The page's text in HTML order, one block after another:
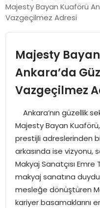
EKONOMI
DÜNYA
SPOR
TEKNOLOJI
SAĞLIK
MAGAZIN
YAŞAM
Majesty Bayan Kuaförü
Vazgeçilmez Adresi
Majesty
Ankara’da
Vazgeçilmez
Ankara’nın güzellik
Majesty Bayan Kuaförü,
prestijli adreslerinden
arkasında ise vizyonu,
Makyaj Sanatçısı
makyaj sanatına
mesleğe dönüştüren
kariyer basamaklarını